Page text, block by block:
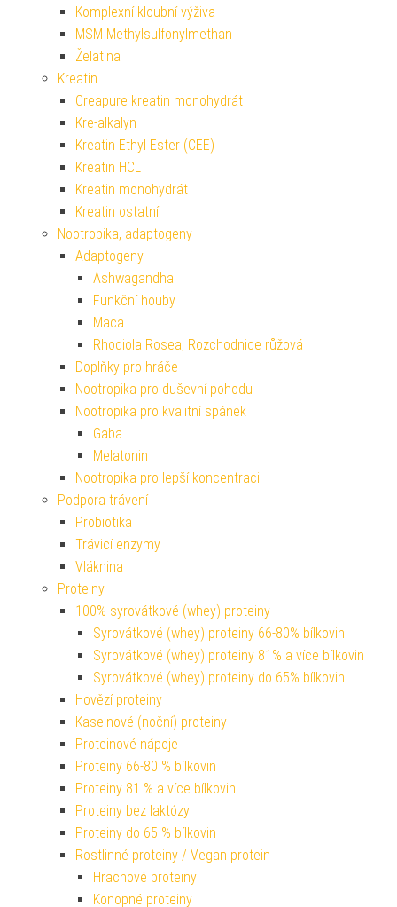
Komplexní kloubní výživa
MSM Methylsulfonylmethan
Želatina
Kreatin
Creapure kreatin monohydrát
Kre-alkalyn
Kreatin Ethyl Ester (CEE)
Kreatin HCL
Kreatin monohydrát
Kreatin ostatní
Nootropika, adaptogeny
Adaptogeny
Ashwagandha
Funkční houby
Maca
Rhodiola Rosea, Rozchodnice růžová
Doplňky pro hráče
Nootropika pro duševní pohodu
Nootropika pro kvalitní spánek
Gaba
Melatonin
Nootropika pro lepší koncentraci
Podpora trávení
Probiotika
Trávicí enzymy
Vláknina
Proteiny
100% syrovátkové (whey) proteiny
Syrovátkové (whey) proteiny 66-80% bílkovin
Syrovátkové (whey) proteiny 81% a více bílkovin
Syrovátkové (whey) proteiny do 65% bílkovin
Hovězí proteiny
Kaseinové (noční) proteiny
Proteinové nápoje
Proteiny 66-80 % bílkovin
Proteiny 81 % a více bílkovin
Proteiny bez laktózy
Proteiny do 65 % bílkovin
Rostlinné proteiny / Vegan protein
Hrachové proteiny
Konopné proteiny